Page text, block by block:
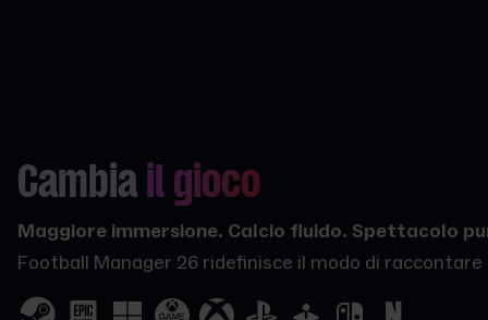
Cambia il gioco
Maggiore immersione. Calcio fluido. Spettacolo
Football Manager 26 ridefinisce il modo di